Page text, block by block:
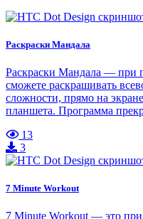
Раскраски Мандала
Раскраски Мандала — при
сможете раскрашивать
сложности, прямо на
планшета. Программа
13
3
7 Minute Workout
7 Minute Workout — это